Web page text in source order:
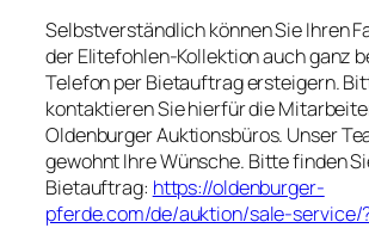
Selbstverständlich können Sie Ihren
der Elitefohlen-Kollektion auch ganz
Telefon per Bietauftrag ersteigern.
kontaktieren Sie hierfür die
Oldenburger Auktionsbüros. Unser
gewohnt Ihre Wünsche. Bitte finden
Bietauftrag: https://oldenburger-
pferde.com/de/auktion/sale-service/